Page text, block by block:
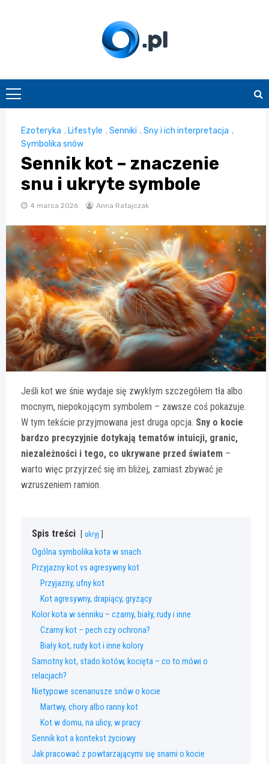
O.pl
Ezoteryka , Lifestyle ,Senniki ,Sny i ich interpretacja ,
Symbolika snów
Sennik kot – znaczenie
snu i ukryte symbole
4 marca 2026 Anna Ratajczak
Jeśli kot we śnie wydaje się zwykłym szczegółem tła albo
mocnym, niepokojącym symbolem – zawsze coś pokazuje.
W tym tekście przyjmowana jest druga opcja. Sny o kocie
bardzo precyzyjnie dotykają tematów intuicji, granic,
niezależności i tego, co ukrywane przed światem –
warto więc przyjrzeć się im bliżej, zamiast zbywać je
wzruszeniem ramion.
Spis treści ukryj
Ogólna symbolika kota w snach
Przyjazny kot vs agresywny kot
Przyjazny, ufny kot
Kot agresywny, drapiący, gryzący
Kolor kota w senniku – czarny, biały, rudy i inne
Czarny kot – pech czy ochrona?
Biały kot, rudy kot i inne kolory
Samotny kot, stado kotów, kocięta – co to mówi o
relacjach?
Nietypowe scenariusze snów o kocie
Martwy, chory albo ranny kot
Kot w domu, na ulicy, w pracy
Sennik kot a kontekst życiowy
Jak pracować z powtarzającymi się snami o kocie